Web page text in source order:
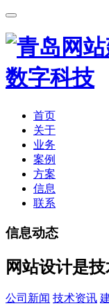
首页
关于
业务
案例
方案
信息
联系
信息动态
网站设计是
公司新闻 技术资讯